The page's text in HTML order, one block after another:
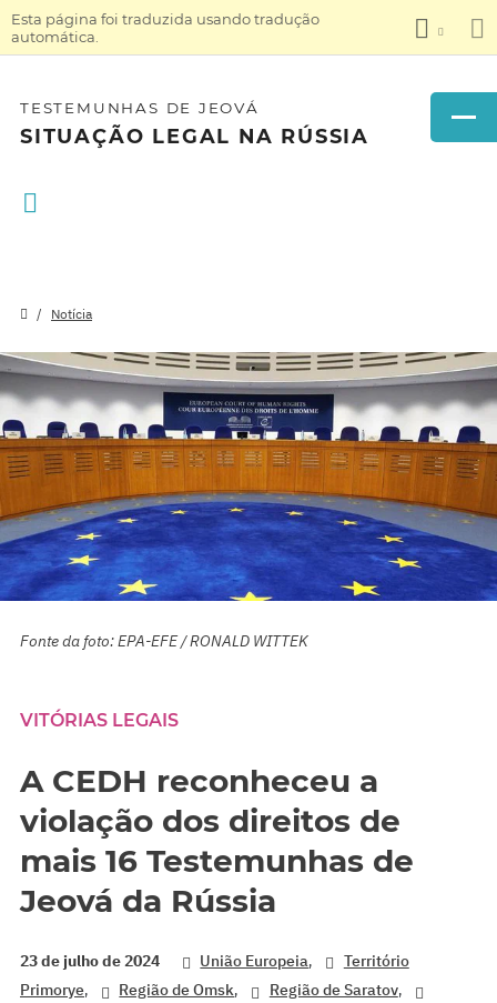
Esta página foi traduzida usando tradução
automática.
TESTEMUNHAS DE JEOVÁ
SITUAÇÃO LEGAL NA RÚSSIA
Notícia
Fonte da foto: EPA-EFE / RONALD WITTEK
VITÓRIAS LEGAIS
A CEDH reconheceu a
violação dos direitos de
mais 16 Testemunhas de
Jeová da Rússia
23 de julho de 2024 União Europeia,
Território
Primorye, Região de Omsk, Região de Saratov,